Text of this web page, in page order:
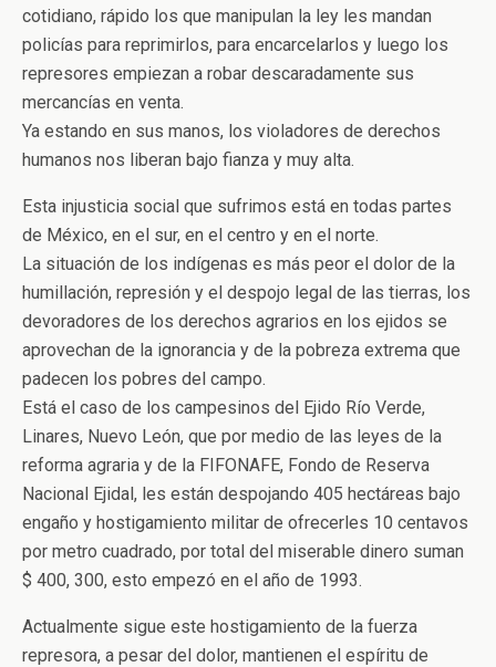
cotidiano, rápido los que manipulan la ley les mandan
policías para reprimirlos, para encarcelarlos y luego los
represores empiezan a robar descaradamente sus
mercancías en venta.
Ya estando en sus manos, los violadores de derechos
humanos nos liberan bajo fianza y muy alta.
Esta injusticia social que sufrimos está en todas partes
de México, en el sur, en el centro y en el norte.
La situación de los indígenas es más peor el dolor de la
humillación, represión y el despojo legal de las tierras, los
devoradores de los derechos agrarios en los ejidos se
aprovechan de la ignorancia y de la pobreza extrema que
padecen los pobres del campo.
Está el caso de los campesinos del Ejido Río Verde,
Linares, Nuevo León, que por medio de las leyes de la
reforma agraria y de la FIFONAFE, Fondo de Reserva
Nacional Ejidal, les están despojando 405 hectáreas bajo
engaño y hostigamiento militar de ofrecerles 10 centavos
por metro cuadrado, por total del miserable dinero suman
$ 400, 300, esto empezó en el año de 1993.
Actualmente sigue este hostigamiento de la fuerza
represora, a pesar del dolor, mantienen el espíritu de